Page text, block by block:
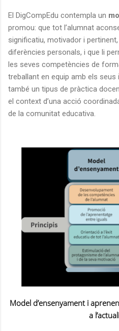
El DigCompEdu contempla un
promou: que tot l’alumnat
significatiu, motivador i
diferències personals, i que li
les seves competències de
treballant en equip amb els seus
també un tipus de pràctica
el context d’una acció
de la comunitat educativa.
Model d’ensenyament i
a